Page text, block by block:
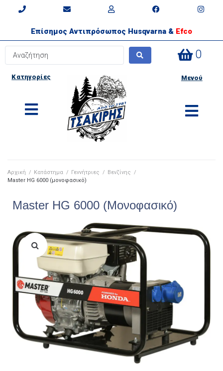
Επίσημος Αντιπρόσωπος Husqvarna & Efco
0
Κατηγορίες Μενού
Αρχική / Κατάστημα / Γεννήτριες / Βενζίνης /
Master HG 6000 (μονοφασικό)
Master HG 6000 (μονοφασικό)